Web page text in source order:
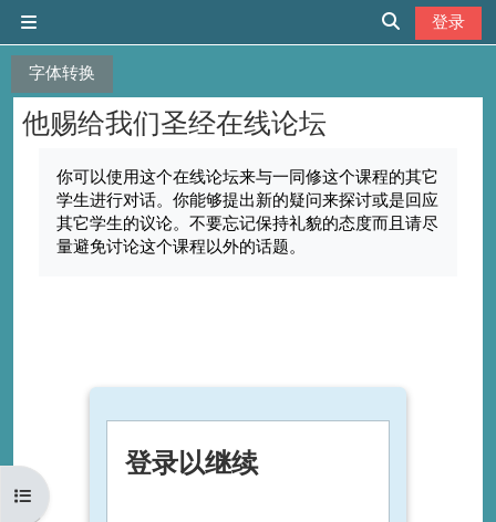
字体转换
切换搜索输入
登录
打开课程索引
他赐给我们圣经在线论坛
你可以使用这个在线论坛来与一同修这个课程的其它
学生进行对话。你能够提出新的疑问来探讨或是回应
其它学生的议论。不要忘记保持礼貌的态度而且请尽
量避免讨论这个课程以外的话题。
登录以继续